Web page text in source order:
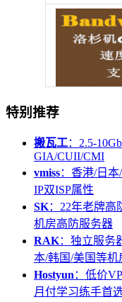
特别推荐
搬瓦工：2.5-
GIA/CUII/CMI
vmiss：香港/日
IP双ISP属性
SK：22年老牌高
机房高防服务器
RAK：独立服务
本/韩国/美国等机
Hostyun ：低价
月付学习练手首